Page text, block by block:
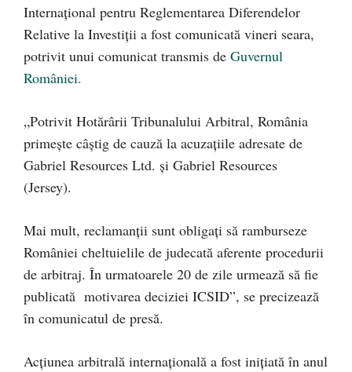
Internaţional pentru Reglementarea Diferendelor
Relative la Investiţii a fost comunicată vineri seara,
potrivit unui comunicat transmis de Guvernul
României.
„Potrivit Hotărârii Tribunalului Arbitral, România
primește câștig de cauză la acuzațiile adresate de
Gabriel Resources Ltd. şi Gabriel Resources
(Jersey).
Mai mult, reclamanții sunt obligați să ramburseze
României cheltuielile de judecată aferente procedurii
de arbitraj. În urmatoarele 20 de zile urmează să fie
publicată motivarea deciziei ICSID”, se precizează
în comunicatul de presă.
Acțiunea arbitrală internațională a fost inițiată în anul